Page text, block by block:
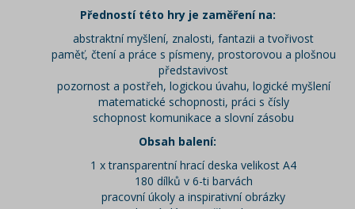
Předností této hry je zaměření na:
abstraktní myšlení, znalosti, fantazii a tvořivost
paměť, čtení a práce s písmeny, prostorovou a plošnou
představivost
pozornost a postřeh, logickou úvahu, logické myšlení
matematické schopnosti, práci s čísly
schopnost komunikace a slovní zásobu
Obsah balení:
1 x transparentní hrací deska velikost A4
180 dílků v 6-ti barvách
pracovní úkoly a inspirativní obrázky